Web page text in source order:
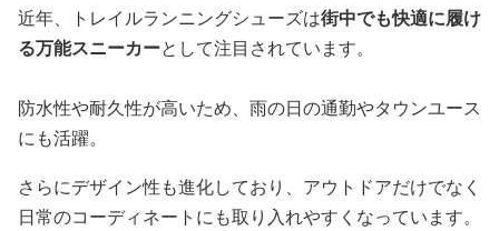
近年、トレイルランニングシューズは街中でも快適に履け
る万能スニーカーとして注目されています。
防水性や耐久性が高いため、雨の日の通勤やタウンユース
にも活躍。
さらにデザイン性も進化しており、アウトドアだけでなく
日常のコーディネートにも取り入れやすくなっています。